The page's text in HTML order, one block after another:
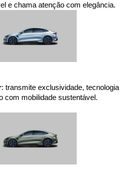
e chama atenção com elegância.
: transmite exclusividade, tecnologia
com mobilidade sustentável.